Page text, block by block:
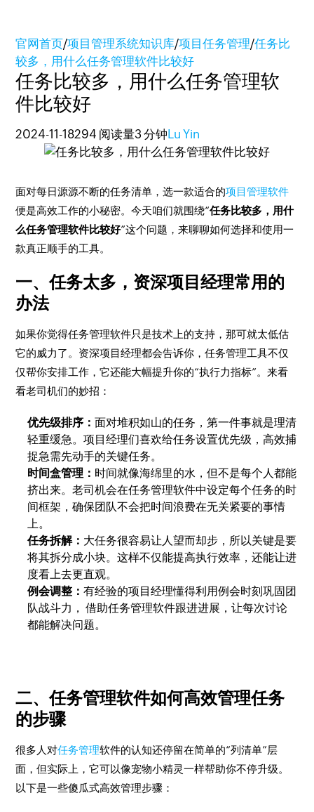
官网首页/项目管理系统知识库/项目任务管理/任务比
较多，用什么任务管理软件比较好
任务比较多，用什么任务管理软
件比较好
2024-11-18294 阅读量3 分钟 Lu Yin
面对每日源源不断的任务清单，选一款适合的项目管理软件
便是高效工作的小秘密。今天咱们就围绕“任务比较多，用什
么任务管理软件比较好”这个问题，来聊聊如何选择和使用一
款真正顺手的工具。
一、任务太多，资深项目经理常用的
办法
如果你觉得任务管理软件只是技术上的支持，那可就太低估
它的威力了。资深项目经理都会告诉你，任务管理工具不仅
仅帮你安排工作，它还能大幅提升你的“执行力指标”。来看
看老司机们的妙招：
优先级排序：面对堆积如山的任务，第一件事就是理清
轻重缓急。项目经理们喜欢给任务设置优先级，高效捕
捉急需先动手的关键任务。
时间盒管理： 时间就像海绵里的水，但不是每个人都能
挤出来。老司机会在任务管理软件中设定每个任务的时
间框架，确保团队不会把时间浪费在无关紧要的事情
上。
任务拆解： 大任务很容易让人望而却步，所以关键是要
将其拆分成小块。这样不仅能提高执行效率，还能让进
度看上去更直观。
例会调整：有经验的项目经理懂得利用例会时刻巩固团
队战斗力， 借助任务管理软件跟进进展，让每次讨论
都能解决问题。
二、任务管理软件如何高效管理任务
的步骤
很多人对任务管理软件的认知还停留在简单的“列清单”层
面，但实际上，它可以像宠物小精灵一样帮助你不停升级。
以下是一些傻瓜式高效管理步骤：